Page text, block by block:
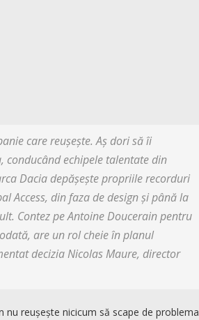
care reușește. Aș dori să îi
conducând echipele talentate din
Dacia depășește propriile recorduri
Access, din faza de design și până la
Contez pe Antoine Doucerain pentru
are un rol cheie în planul
decizia Nicolas Maure, director
nu reușește nicicum să scape de problema